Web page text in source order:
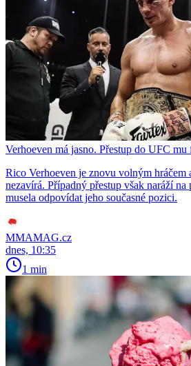
Verhoeven má jasno. Přestup do UFC mu
Rico Verhoeven je znovu volným hráčem
nezavírá. Případný přestup však naráží
musela odpovídat jeho současné pozici.
MMAMAG.cz
dnes, 10:35
1 min